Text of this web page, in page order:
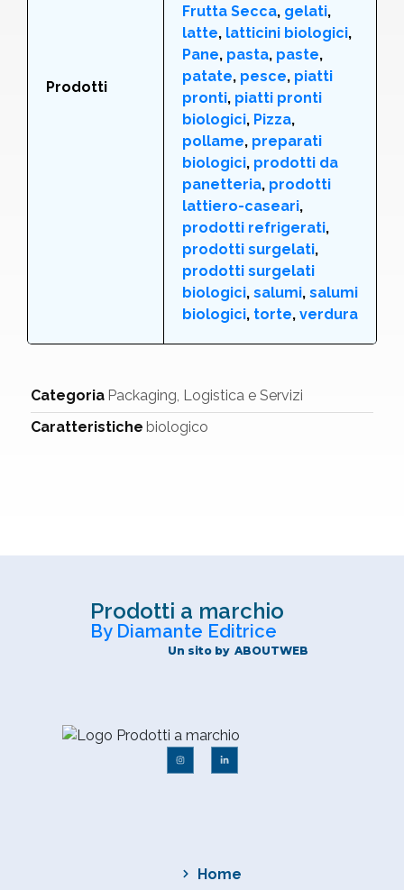
Prodotti
Frutta Secca, gelati,
latte, latticini biologici,
Pane, pasta, paste,
patate, pesce, piatti
pronti, piatti pronti
biologici, Pizza,
pollame, preparati
biologici, prodotti da
panetteria, prodotti
lattiero-caseari,
prodotti refrigerati,
prodotti surgelati,
prodotti surgelati
biologici, salumi, salumi
biologici, torte, verdura
Categoria Packaging, Logistica e Servizi
Caratteristiche biologico
Prodotti a marchio
By Diamante Editrice
Un sito by ABOUTWEB
Home